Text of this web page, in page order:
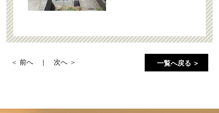
前へ 次へ 一覧へ戻る ＞